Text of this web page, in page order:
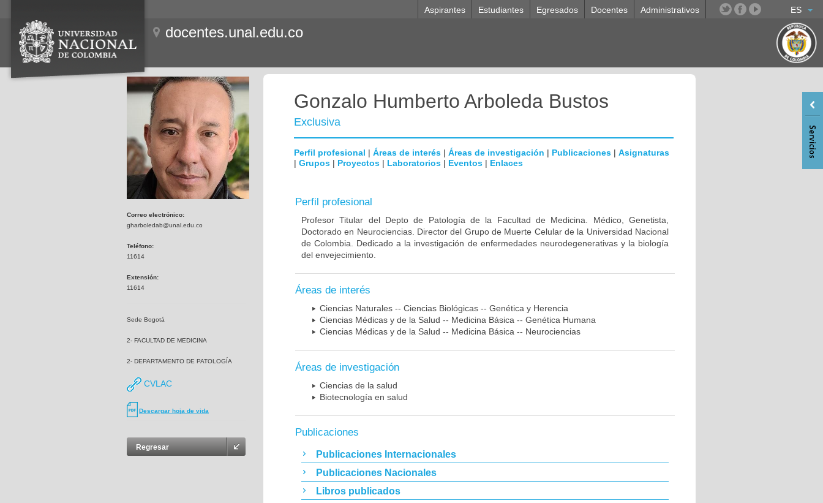
ES
Aspirantes Estudiantes Egresados Docentes Administrativos
docentes.unal.edu.co
Correo electrónico:
gharboledab@unal.edu.co
Teléfono:
11614
Extensión:
11614
Sede Bogotá
2- FACULTAD DE MEDICINA
2- DEPARTAMENTO DE PATOLOGÍA
CVLAC
Descargar hoja de vida
Regresar
Gonzalo Humberto Arboleda Bustos
Exclusiva
Perfil profesional | Áreas de interés | Áreas de investigación | Publicaciones | Asignaturas
| Grupos | Proyectos | Laboratorios | Eventos | Enlaces
Perfil profesional
Profesor Titular del Depto de Patología de la Facultad de Medicina. Médico, Genetista,
Doctorado en Neurociencias. Director del Grupo de Muerte Celular de la Universidad Nacional
de Colombia. Dedicado a la investigación de enfermedades neurodegenerativas y la biología
del envejecimiento.
Áreas de interés
Ciencias Naturales -- Ciencias Biológicas -- Genética y Herencia
Ciencias Médicas y de la Salud -- Medicina Básica -- Genética Humana
Ciencias Médicas y de la Salud -- Medicina Básica -- Neurociencias
Áreas de investigación
Ciencias de la salud
Biotecnología en salud
Publicaciones
Publicaciones Internacionales
Publicaciones Nacionales
Libros publicados